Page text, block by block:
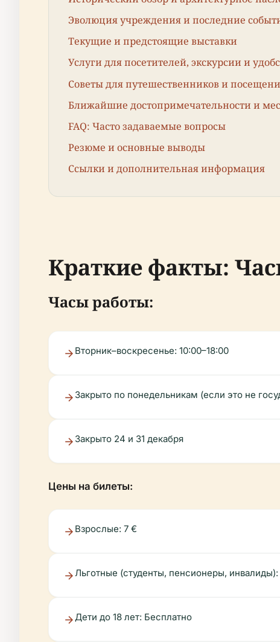
Эволюция учреждения и последние
Текущие и предстоящие выставки
Услуги для посетителей, экскурсии и
Советы для путешественников и
Ближайшие достопримечательности и
FAQ: Часто задаваемые вопросы
Резюме и основные выводы
Ссылки и дополнительная информация
Краткие факты:
Часы работы:
Вторник–воскресенье: 10:00–18:00
Закрыто по понедельникам (если это не
Закрыто 24 и 31 декабря
Цены на билеты:
Взрослые: 7 €
Льготные (студенты, пенсионеры,
Дети до 18 лет: Бесплатно